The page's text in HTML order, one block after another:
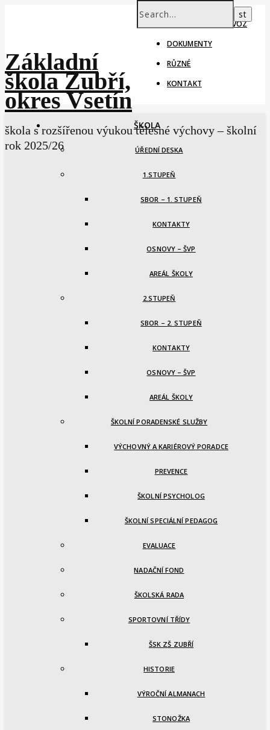
ŠKOLNÍ ROK – PROVOZ
DOKUMENTY
RŮZNÉ
KONTAKT
Základní
škola Zubří,
okres Vsetín
škola s rozšířenou výukou tělesné výchovy – školní
rok 2025/26
ŠKOLA
ÚŘEDNÍ DESKA
1.STUPEŇ
SBOR – 1. STUPEŇ
KONTAKTY
OSNOVY – ŠVP
AREÁL ŠKOLY
2.STUPEŇ
SBOR – 2. STUPEŇ
KONTAKTY
OSNOVY – ŠVP
AREÁL ŠKOLY
ŠKOLNÍ PORADENSKÉ SLUŽBY
VÝCHOVNÝ A KARIÉROVÝ PORADCE
PREVENCE
ŠKOLNÍ PSYCHOLOG
ŠKOLNÍ SPECIÁLNÍ PEDAGOG
EVALUACE
NADAČNÍ FOND
ŠKOLSKÁ RADA
SPORTOVNÍ TŘÍDY
ŠSK ZŠ ZUBŘÍ
HISTORIE
VÝROČNÍ ALMANACH
STONOŽKA